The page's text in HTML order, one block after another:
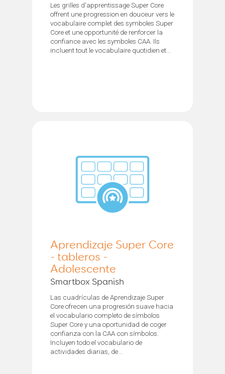
Les grilles d'apprentissage Super Core
offrent une progression en douceur vers le
vocabulaire complet des symboles Super
Core et une opportunité de renforcer la
confiance avec les symboles CAA. Ils
incluent tout le vocabulaire quotidien et...
Aprendizaje Super Core
- tableros -
Adolescente
Smartbox Spanish
Las cuadrículas de Aprendizaje Super
Core ofrecen una progresión suave hacia
el vocabulario completo de símbolos
Super Core y una oportunidad de coger
confianza con la CAA con símbolos.
Incluyen todo el vocabulario de
actividades diarias, de...